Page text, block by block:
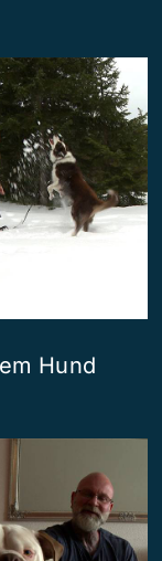
Hund